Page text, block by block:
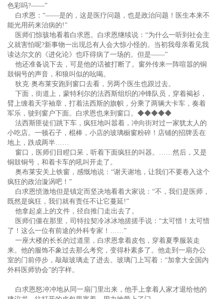
色彩吗?——”
白求恩：“——是的，这是医疗问题，也是政治问题！医生本来不
能光用药来治病的!”
医师们惊骇地看着白求恩。白求恩继续说：“为什么一听到社会主
义就害怕呢?新事物一出现总有人会大惊小怪的。当初我母亲看见我
读达尔文的《进化论》也吓得病了一场的。但是——”
他还准备说下去，可是他的话被打断了。窗外传来一阵喧嚣的铜
鼓铜号的声音，和狼叫似的吆喝。
狄克·奥布莱安跑到窗口去看，另两个医生也跟过去。
下面，街道上，蒙特利尔的法西斯组织的冲锋队员，穿着褐衫，
臂上缠着天字袖章，打着法西斯的旗帜，分乘了两辆大卡车，奏着
军乐，驶到窗户下面。白求恩也来到窗口。◆◆◆◆◆
法西斯匪徒们跳下车，疯狂地叫嚣着，冲向街对过一家犹太人的
小吃店。一顿石子，棍棒，小店的玻璃橱窗粉碎！店铺的招牌丢在
地上，跌成两半……
窗口，医师们目瞪口呆，听着下面疯狂的叫器。……然后，又是
铜鼓铜号，和着卡车的吼叫开走了。
奥布莱安关上铁窗，感慨地说：“谢天谢地，让我们不要卷入这个
疯狂的政治漩涡吧！”
白求恩愤激地但是镇定而坚决地看着大家说：“不，我们是医师，
既然是疯狂，我们就有责任不让它蔓延!”
他拿起桌上的文件，径自推门走出去了。
医师们僵在那里，司特拉契冷冰冰地搓搓手说：“太可惜！太可惜
了！这么一位有前途的外科专家！……”
一座大楼的长长的过道里，白求恩拿着皮包，穿着夏季服装走
来。他的服饰不象过去那么考究，变得朴素多了。他走到一扇办公
室的门前停步，敲敲玻璃走了进去。玻璃门上写着：“加拿大全国内
外科医师协会”的字样。
白求恩怒冲冲地从同一扇门里出来，他手上拿着人家才退给他的